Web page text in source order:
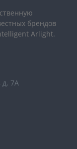
брендов
Arlight.
д. 7А